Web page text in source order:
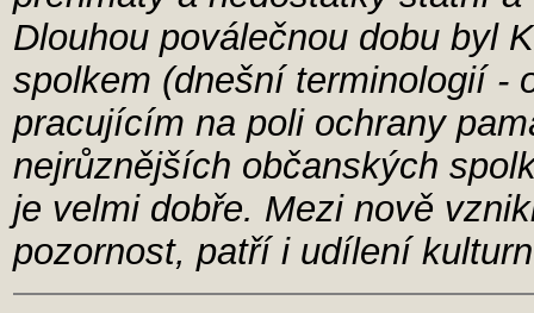
Dlouhou poválečnou dobu byl
spolkem (dnešní terminologií -
pracujícím na poli ochrany
nejrůznějších občanských
je velmi dobře. Mezi nově
pozornost, patří i udílení